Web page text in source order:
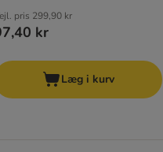
pris 299,90 kr
kr
Læg i kurv